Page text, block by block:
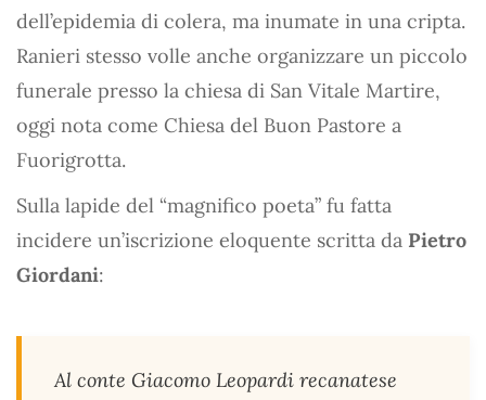
dell’epidemia di colera, ma inumate in una cripta.
Ranieri stesso volle anche organizzare un piccolo
funerale presso la chiesa di San Vitale Martire,
oggi nota come Chiesa del Buon Pastore a
Fuorigrotta.
Sulla lapide del “magnifico poeta” fu fatta
incidere un’iscrizione eloquente scritta da Pietro
Giordani:
Al conte Giacomo Leopardi recanatese